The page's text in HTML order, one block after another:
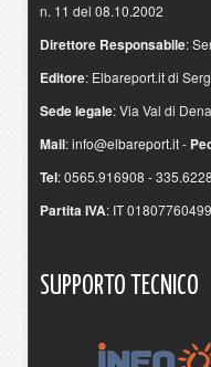
n. 11 del 08.10.2002
Direttore Responsabile:
Editore: Elbareport.it di
Sede legale: Via Val di
Mail:info@elbareport.it-
Tel: 0565.916908 -
Partita IVA: IT 01807760499
SUPPORTO TECNICO